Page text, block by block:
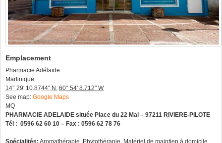
Emplacement
Pharmacie Adélaïde
Martinique
14° 29' 10.8744" N 60° 54' 8.712" W
See map: Google Maps
MQ
PHARMACIE ADELAIDE située Place du 22 Mai – 97211 RIVIERE-PILOTE
Tél : 0596 62 60 10 – Fax : 0596 62 78 76
Spécialités: Aromathérapie, Phytothérapie, Matériel de maintien à domicile,